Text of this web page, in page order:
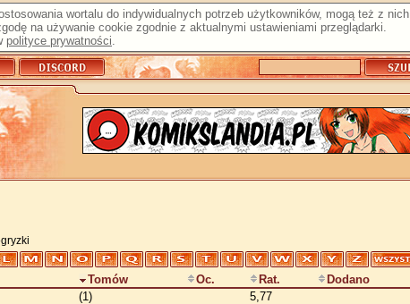
wortalu do indywidualnych potrzeb użytkowników, mogą też z nich
na używanie cookie zgodnie z aktualnymi ustawieniami przeglądarki.
polityce prywatności.
Tomów Oc. Rat.
Dodano
(1) 5,77